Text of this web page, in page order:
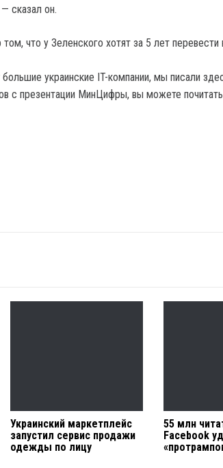
сказал он.
что у Зеленского хотят за 5 лет перевести
украинские IT-компании, мы писали
с презентации МинЦифры, вы можете
Украинский маркетплейс
запустил сервис продажи
одежды по лицу
55 млн
Facebook